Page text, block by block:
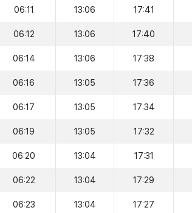
06:11 13:06 17:41
06:12 13:06 17:40
06:14 13:06 17:38
06:16 13:05 17:36
06:17 13:05 17:34
06:19 13:05 17:32
06:20 13:04 17:31
06:22 13:04 17:29
06:23 13:04 17:27